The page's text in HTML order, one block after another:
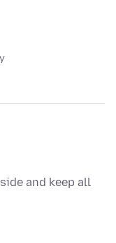
and keep all